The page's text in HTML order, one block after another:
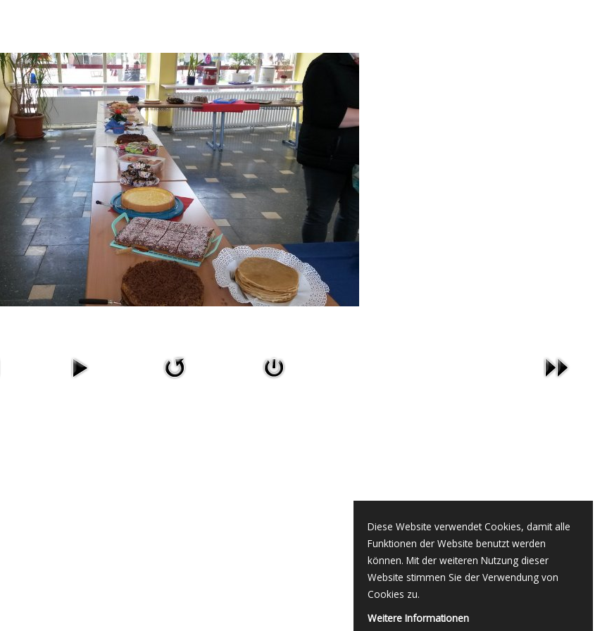
Diese Website verwendet Cookies, damit alle
Funktionen der Website benutzt werden
können. Mit der weiteren Nutzung dieser
Website stimmen Sie der Verwendung von
Cookies zu.
Weitere Informationen